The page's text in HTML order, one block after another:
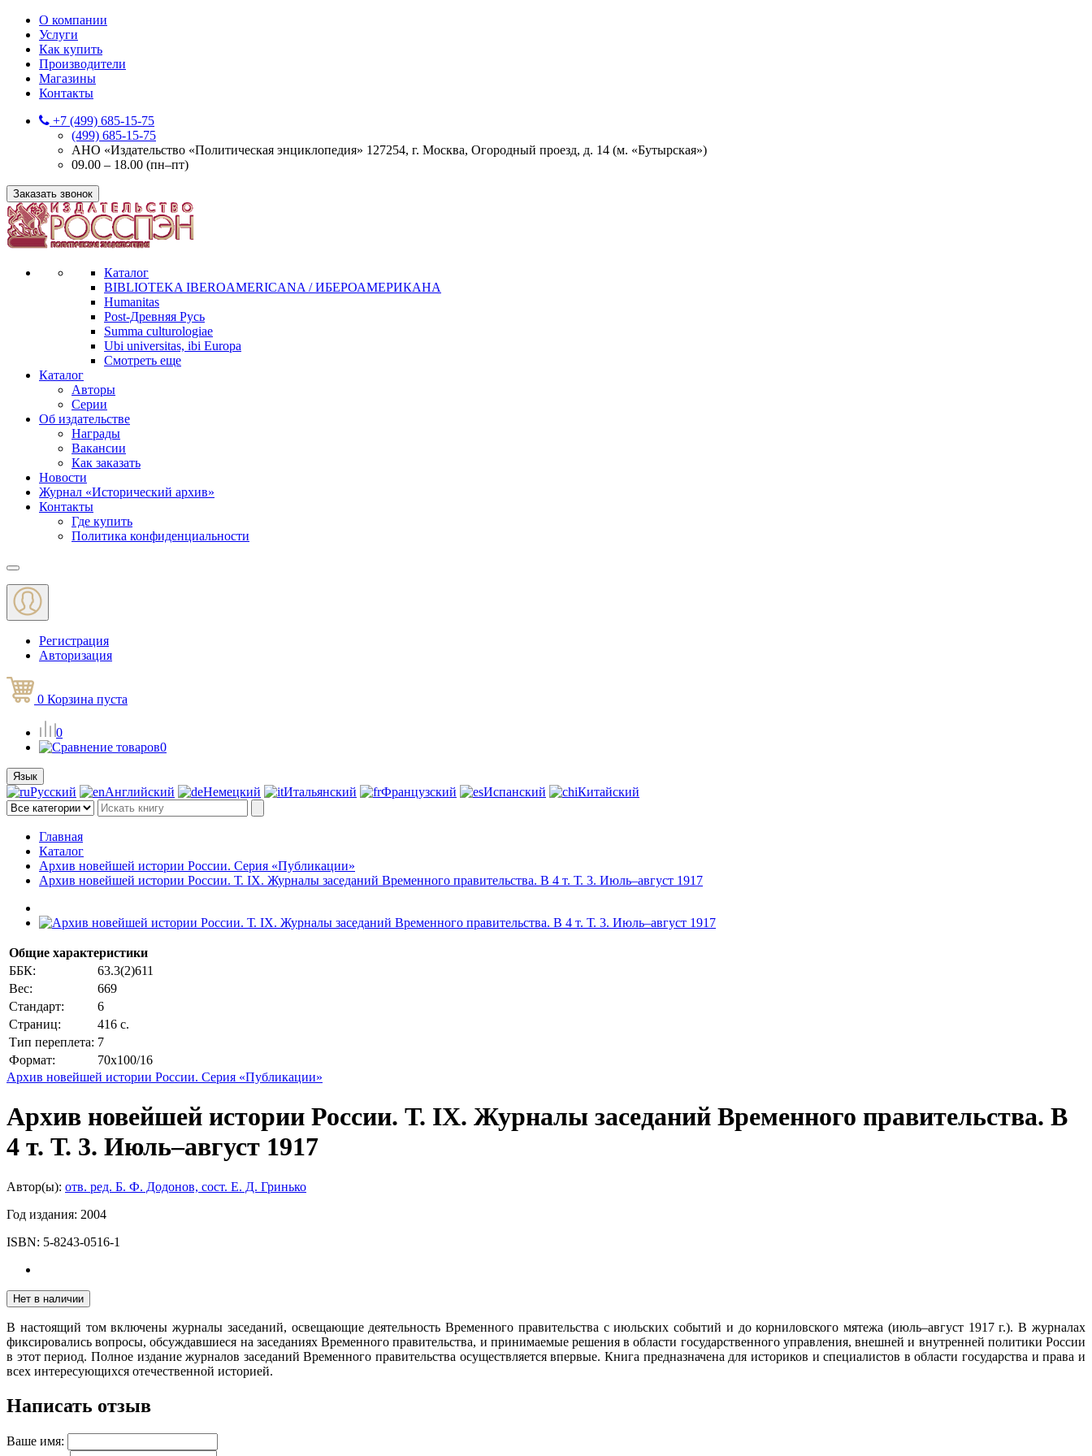
О компании
Услуги
Как купить
Производители
Магазины
Контакты
+7 (499) 685-15-75
(499) 685-15-75
АНО «Издательство «Политическая энциклопедия» 127254, г. Москва, Огородный проезд, д. 14 (м. «Бутырская»)
09.00 – 18.00 (пн–пт)
Заказать звонок
Каталог
BIBLIOTEKA IBEROAMERICANA / ИБЕРОАМЕРИКАНА
Humanitas
Post-Древняя Русь
Summa culturologiae
Ubi universitas, ibi Europa
Смотреть еще
Каталог
Авторы
Серии
Об издательстве
Награды
Вакансии
Как заказать
Новости
Журнал «Исторический архив»‎
Контакты
Где купить
Политика конфиденциальности
Меню
Регистрация
Авторизация
0 Корзина пуста
0
0
Язык
Русский Английский Немецкий Итальянский Французский Испанский Китайский
Главная
Каталог
Архив новейшей истории России. Серия «Публикации»
Архив новейшей истории России. Т. IX. Журналы заседаний Временного правительства. В 4 т. Т. 3. Июль–август 1917
Общие характеристики
ББК:
63.3(2)611
Вес:
669
Стандарт:
6
Страниц:
416 с.
Тип переплета: 7
Формат:
70x100/16
Архив новейшей истории России. Серия «Публикации»
Архив новейшей истории России. Т. IX. Журналы заседаний Временного правительства. В
4 т. Т. 3. Июль–август 1917
Автор(ы): отв. ред. Б. Ф. Додонов, сост. Е. Д. Гринько
Год издания: 2004
ISBN: 5-8243-0516-1
Нет в наличии
В настоящий том включены журналы заседаний, освещающие деятельность Временного правительства с июльских событий и до корниловского мятежа (июль–август 1917 г.). В журналах
фиксировались вопросы, обсуждавшиеся на заседаниях Временного правительства, и принимаемые решения в области государственного управления, внешней и внутренней политики России
в этот период. Полное издание журналов заседаний Временного правительства осуществляется впервые. Книга предназначена для историков и специалистов в области государства и права и
всех интересующихся отечественной историей.
Написать отзыв
Ваше имя: